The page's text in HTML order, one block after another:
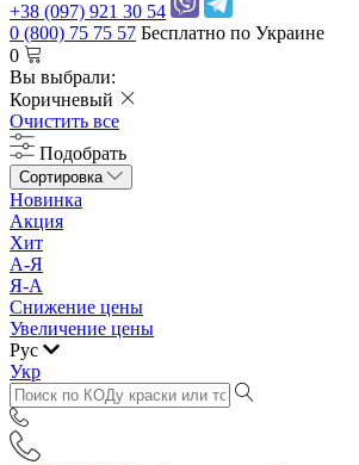
+38 (097) 921 30 54
0 (800) 75 75 57 Бесплатно по Украине
0
Вы выбрали:
Коричневый
Очистить все
Подобрать
Сортировка
Новинка
Акция
Хит
А-Я
Я-А
Снижение цены
Увеличение цены
Рус
Укр